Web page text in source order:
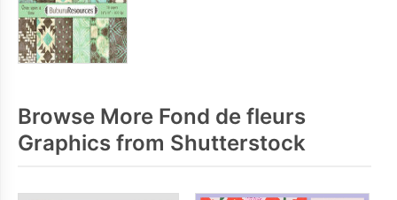
Browse More Fond de fleurs
Graphics from Shutterstock